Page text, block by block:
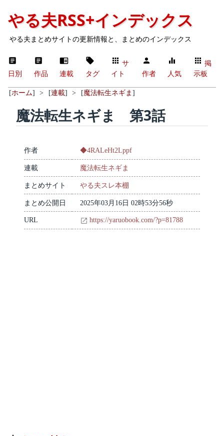
やる夫RSS+インデックス
やる夫まとめサイトの更新情報と、まとめのインデックス
日別 作品 連載 タグ
サ
イト
作者 人気
掲
示板
[ホーム] > [連載] > [魔法転生ネギま ]
魔法転生ネギま 第3話
作者 ◆4RALeHt2Lppf
連載 魔法転生ネギま
まとめサイト やる夫スレ本棚
まとめ公開日 2025年03月16日 02時53分56秒
URL https://yaruobook.com/?p=81788